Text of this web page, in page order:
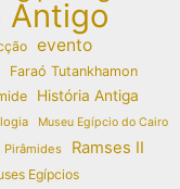
Antigo
evento
Faraó Tutankhamon
História Antiga
Museu Egípcio do Cairo
Pirâmides Ramses II
Egípcios